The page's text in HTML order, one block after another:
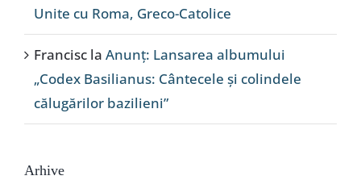
Unite cu Roma, Greco-Catolice
Francisc la Anunț: Lansarea albumului
„Codex Basilianus: Cântecele și colindele
călugărilor bazilieni”
Arhive